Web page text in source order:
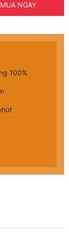
MUA NGAY
100%